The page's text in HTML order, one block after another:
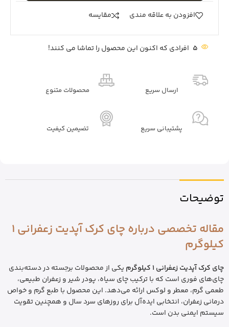
افزودن به علاقه مندی مقايسه
5 افرادی که اکنون این محصول را تماشا می کنند!
ارسال سریع محصولات متنوع
پشتیبانی سریع تضیمین کیفیت
توضیحات
مقاله تخصصی درباره چای کرک آپدیت زعفرانی 1
کیلوگرم
چای کرک آپدیت زعفرانی 1 کیلوگرم
یکی از محصولات برجسته در دسته‌بندی
چای‌های فوری است که با ترکیب چای سیاه، پودر شیر و زعفران طبیعی،
طعمی گرم، معطر و لوکس ارائه می‌دهد. این محصول با طبع گرم و خواص
درمانی زعفران، انتخابی ایده‌آل برای روزهای سرد سال و همچنین تقویت
سیستم ایمنی بدن است.